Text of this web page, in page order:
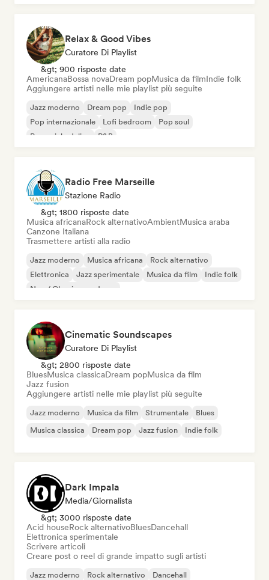
Relax & Good Vibes
Curatore Di Playlist
&gt; 900 risposte date
AmericanaBossa novaDream popMusica da filmIndie folk
Aggiungere artisti nelle mie playlist più seguite
Jazz moderno Dream pop
Indie pop
Pop internazionale
Lofi bedroom
Pop soul
Pop psichedelico
R&B
Radio Free Marseille
Stazione Radio
&gt; 1800 risposte date
Musica africanaRock alternativoAmbientMusica araba
Canzone Italiana
Trasmettere artisti alla radio
Jazz moderno Musica africana
Rock alternativo
Elettronica
Jazz sperimentale Musica da film
Indie folk
Neo / Classico moderno
Cinematic Soundscapes
Curatore Di Playlist
&gt; 2800 risposte date
BluesMusica classicaDream popMusica da film
Jazz fusion
Aggiungere artisti nelle mie playlist più seguite
Jazz moderno Musica da film Strumentale
Blues
Musica classica
Dream pop Jazz fusion Indie folk
Dark Impala
Media/Giornalista
&gt; 3000 risposte date
Acid houseRock alternativoBluesDancehall
Elettronica sperimentale
Scrivere articoli
Creare post o reel di grande impatto sugli artisti
Jazz moderno Rock alternativo
Dancehall